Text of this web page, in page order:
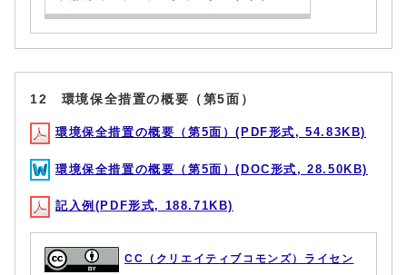
12 環境保全措置の概要（第5面）
環境保全措置の概要（第5面）(PDF形式, 54.83KB)
環境保全措置の概要（第5面）(DOC形式, 28.50KB)
記入例(PDF形式, 188.71KB)
CC（クリエイティブコモンズ）ライセン